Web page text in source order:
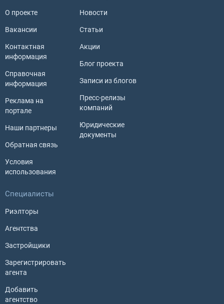
О проекте
Вакансии
Контактная
информация
Справочная
информация
Реклама на
портале
Наши партнеры
Обратная связь
Условия
использования
Новости
Статьи
Акции
Блог проекта
Записи из блогов
Пресс-релизы
компаний
Юридические
документы
Специалисты
Риэлторы
Агентства
Застройщики
Зарегистрировать
агента
Добавить
агентство